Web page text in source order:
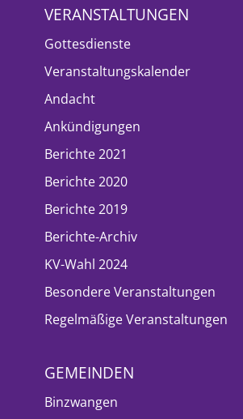
VERANSTALTUNGEN
Gottesdienste
Veranstaltungskalender
Andacht
Ankündigungen
Berichte 2021
Berichte 2020
Berichte 2019
Berichte-Archiv
KV-Wahl 2024
Besondere Veranstaltungen
Regelmäßige Veranstaltungen
GEMEINDEN
Binzwangen